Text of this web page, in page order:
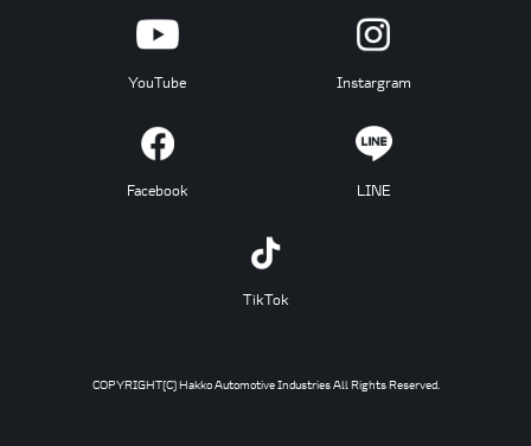
YouTube Instargram
Facebook LINE
TikTok
COPYRIGHT(C) Hakko Automotive Industries All Rights Reserved.